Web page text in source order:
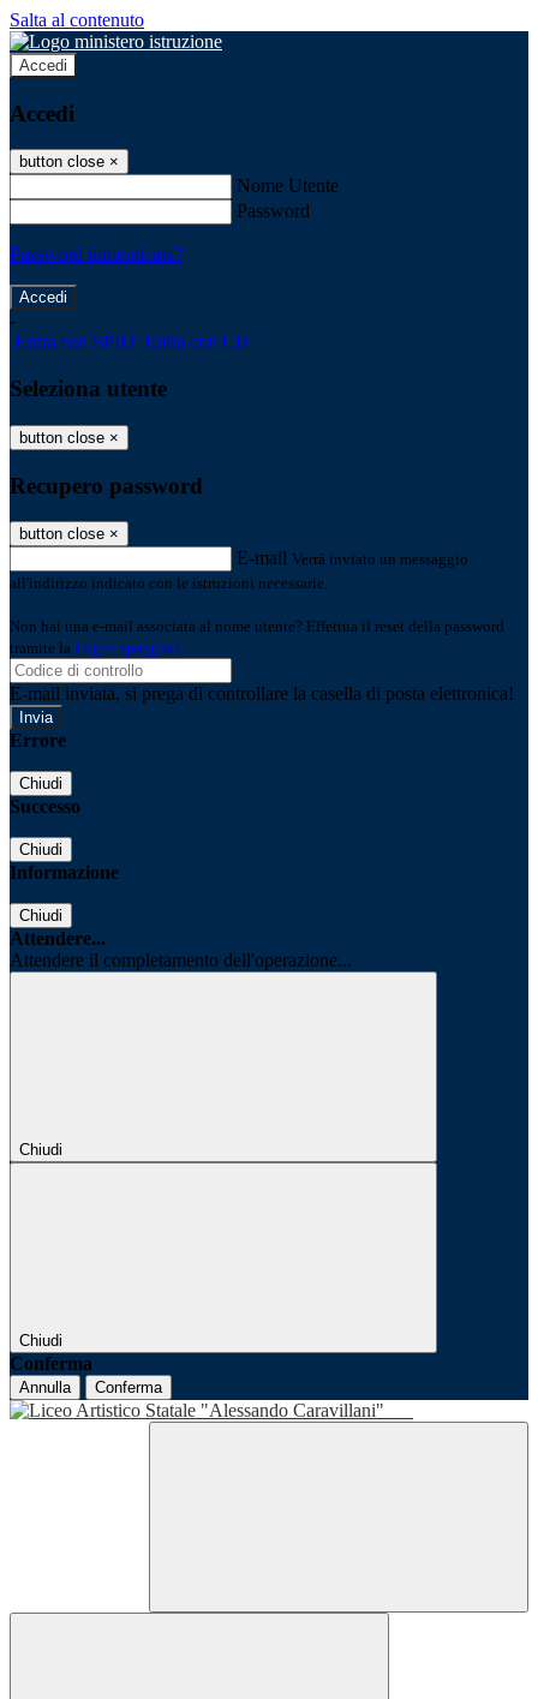
Salta al contenuto
Accedi
Accedi
button close ×
Nome Utente
Password
Password dimenticata?
-
Entra con SPID Entra con CIE
Seleziona utente
button close ×
Recupero password
button close ×
E-mail Verrà inviato un messaggio
all'indirizzo indicato con le istruzioni necessarie.
Non hai una e-mail associata al nome utente? Effettua il reset della password
tramite la Login Spaggiari
E-mail inviata, si prega di controllare la casella di posta elettronica!
Errore
Chiudi
Successo
Chiudi
Informazione
Chiudi
Attendere...
Attendere il completamento dell'operazione...
Chiudi
Chiudi
Conferma
Annulla Conferma